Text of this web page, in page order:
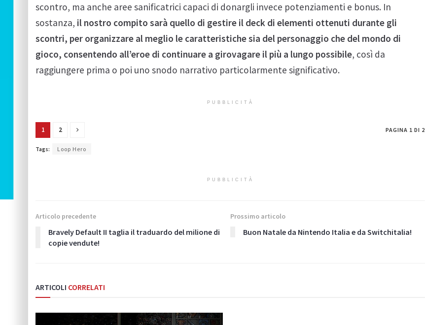
scontro, ma anche aree sanificatrici capaci di donargli invece potenziamenti e bonus. In
sostanza, il nostro compito sarà quello di gestire il deck di elementi ottenuti durante gli
scontri, per organizzare al meglio le caratteristiche sia del personaggio che del mondo di
gioco, consentendo all’eroe di continuare a girovagare il più a lungo possibile, così da
raggiungere prima o poi uno snodo narrativo particolarmente significativo.
PUBBLICITÀ
PAGINA 1 DI 2
1 2
Tags: Loop Hero
PUBBLICITÀ
Articolo precedente
Bravely Default II taglia il traduardo del milione di
copie vendute!
Prossimo articolo
Buon Natale da Nintendo Italia e da Switchitalia!
ARTICOLI CORRELATI